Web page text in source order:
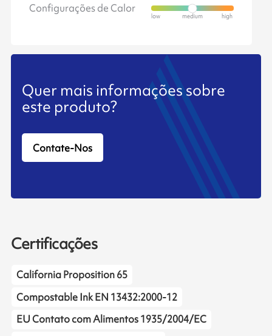
Configurações de Calor
Quer mais informações sobre
este produto?
Contate-Nos
Certificações
California Proposition 65
Compostable Ink EN 13432:2000-12
EU Contato com Alimentos 1935/2004/EC